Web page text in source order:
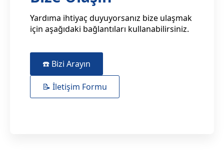
Yardıma ihtiyaç duyuyorsanız bize ulaşmak
için aşağıdaki bağlantıları kullanabilirsiniz.
☎️ Bizi Arayın
📝 İletişim Formu